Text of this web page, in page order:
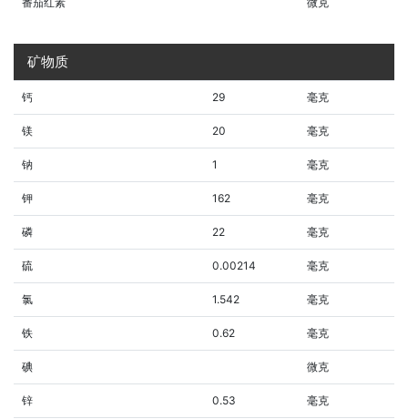
矿物质
钙 29 毫克
镁 20 毫克
钠 1 毫克
钾 162 毫克
磷 22 毫克
硫 0.00214 毫克
氯 1.542 毫克
铁 0.62 毫克
碘 微克
锌 0.53 毫克